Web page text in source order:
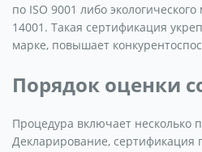
по ISO 9001 либо
14001. Такая сертификация
марке, повышает
Порядок оценки
Процедура включает несколько
Декларирование, сертификация